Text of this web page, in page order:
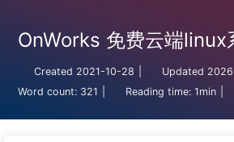
OnWorks 免费云端linux
Created 2021-10-28 Updated
Word count: 321 Reading time: 1min